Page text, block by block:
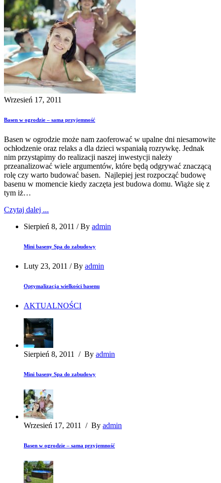
Wrzesień 17, 2011
Basen w ogrodzie – sama przyjemność
Basen w ogrodzie może nam zaoferować w upalne dni niesamowite
ochłodzenie oraz relaks a dla dzieci wspaniałą rozrywkę. Jednak
nim przystąpimy do realizacji naszej inwestycji należy
przeanalizować wiele argumentów, które będą odgrywać znaczącą
rolę czy warto budować basen. Najlepiej jest rozpocząć budowę
basenu w momencie kiedy zaczęta jest budowa domu. Wiąże się z
tym iż…
Czytaj dalej ...
Sierpień 8, 2011 /By admin
Mini baseny Spa do zabudowy
Luty 23, 2011 /By admin
Optymalizacja wielkości basenu
AKTUALNOŚCI
Sierpień 8, 2011 / By admin
Mini baseny Spa do zabudowy
Wrzesień 17, 2011 / By admin
Basen w ogrodzie – sama przyjemność